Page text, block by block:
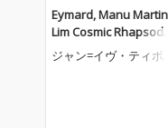
Eymard, Manu
Lim Cosmic Rhapsody
for Piano and Orchest
ra, Act III: II. Come Orbit
ジャン=イヴ・ティボ